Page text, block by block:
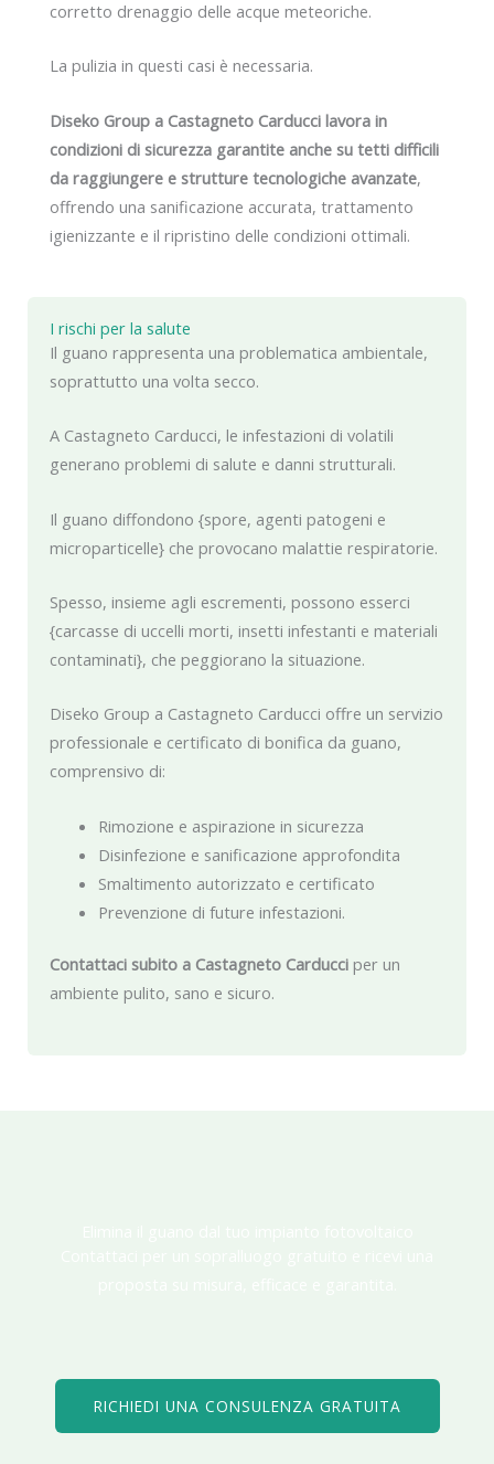
I rischi per la salute
Il guano rappresenta una problematica ambientale,
soprattutto una volta secco.
A Castagneto Carducci, le infestazioni di volatili
generano problemi di salute e danni strutturali.
Il guano diffondono {spore, agenti patogeni e
microparticelle} che provocano malattie respiratorie.
Spesso, insieme agli escrementi, possono esserci
{carcasse di uccelli morti, insetti infestanti e materiali
contaminati}, che peggiorano la situazione.
Diseko Group a Castagneto Carducci offre un servizio
professionale e certificato di bonifica da guano,
comprensivo di:
Rimozione e aspirazione in sicurezza
Disinfezione e sanificazione approfondita
Smaltimento autorizzato e certificato
Prevenzione di future infestazioni.
Contattaci subito a Castagneto Carducci per un
ambiente pulito, sano e sicuro.
corretto drenaggio delle acque meteoriche.
La pulizia in questi casi è necessaria.
Diseko Group a Castagneto Carducci lavora in
condizioni di sicurezza garantite anche su tetti difficili
da raggiungere e strutture tecnologiche avanzate,
offrendo una sanificazione accurata, trattamento
igienizzante e il ripristino delle condizioni ottimali.
RICHIEDI UNA CONSULENZA GRATUITA